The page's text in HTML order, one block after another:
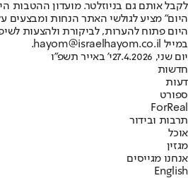
לקבל אותם גם בניוזלטר. מועדון ההטבות
היום" מציע לגולשי האתר הנחות ומבצעים
היום פתוח להערות, לביקורת ולהצעות
במייל hayom@israelhayom.co.il.
יום שני, 27.4.2026
י' באייר תשפ"ו
חדשות
דעות
ספורט
ForReal
תרבות ובידור
אוכל
מגזין
אנחנו מגייסים
English